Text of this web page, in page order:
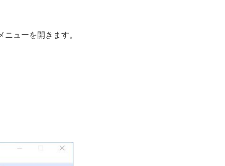
ューを開きます。